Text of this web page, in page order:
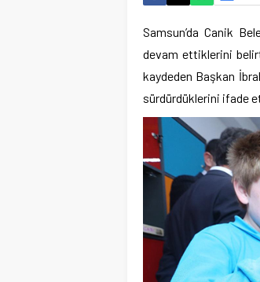
Samsun’da Canik
devam ettiklerini
kaydeden Başkan
sürdürdüklerini ifade